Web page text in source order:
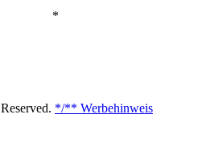
*
*/** Werbehinweis